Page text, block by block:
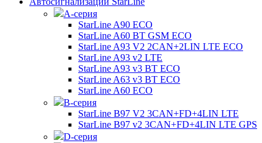
А-серия
StarLine A90 ECO
StarLine A60 BT GSM ECO
StarLine A93 V2 2CAN+2LIN LTE ECO
StarLine A93 v2 LTE
StarLine A93 v3 BT ECO
StarLine A63 v3 BT ECO
StarLine A60 ECO
B-серия
StarLine B97 V2 3CAN+FD+4LIN LTE
StarLine B97 v2 3CAN+FD+4LIN LTE GPS
D-серия